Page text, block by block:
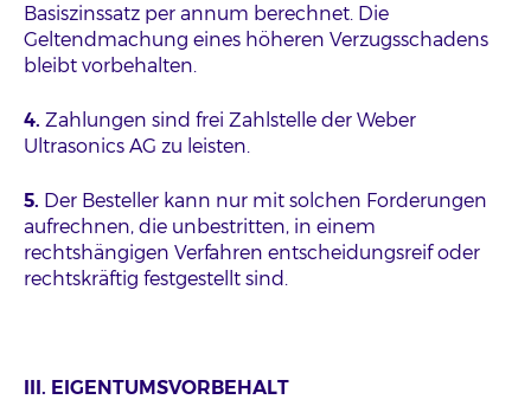
Basiszinssatz per annum berechnet. Die
Geltendmachung eines höheren Verzugsschadens
bleibt vorbehalten.
4. Zahlungen sind frei Zahlstelle der Weber
Ultrasonics AG zu leisten.
5. Der Besteller kann nur mit solchen Forderungen
aufrechnen, die unbestritten, in einem
rechtshängigen Verfahren entscheidungsreif oder
rechtskräftig festgestellt sind.
III. EIGENTUMSVORBEHALT